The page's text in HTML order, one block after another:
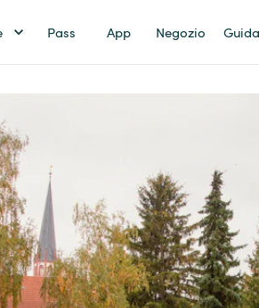
Pass App Negozio